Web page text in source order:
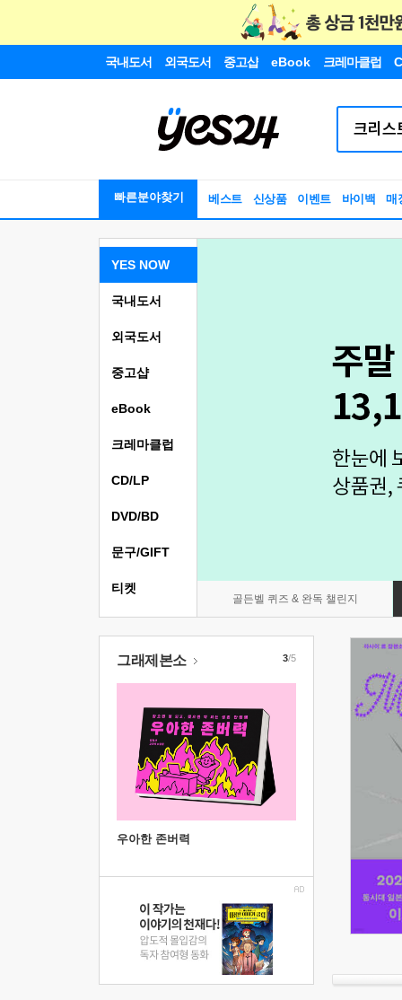
국내도서 외국도서 중고샵 eBook 크레마클럽
빠른분야찾기 베스트 신상품 이벤트 바이백 매
YES NOW
골든벨 퀴즈 & 완독 챌린지
국내도서
외국도서
중고샵
eBook
크레마클럽
CD/LP
DVD/BD
문구/GIFT
티켓
그래제본소
우아한 존버력
3/5